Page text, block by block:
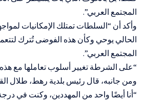
المجتمع العربي”.
وأكد أن “السلطات تمتلك الإمكانيات
الحالي يوحي وكأن هذه الفوضى تُترك
المجتمع العربي”.
“على الشرطة تغيير أسلوب تعاملها مع